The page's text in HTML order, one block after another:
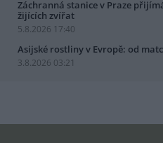
Záchranná stanice v Praze
žijících zvířat
5.8.2026 17:40
Asijské rostliny v Evropě: od
3.8.2026 03:21